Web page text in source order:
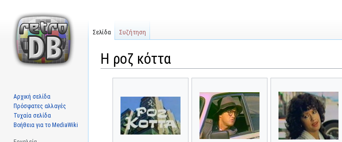
Η ροζ κόττα
Σελίδα Συζήτηση
Αρχική σελίδα
Πρόσφατες αλλαγές
Τυχαία σελίδα
Βοήθεια για το MediaWiki